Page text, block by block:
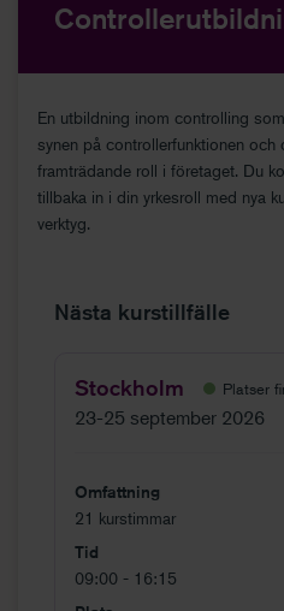
En utbildning inom controlling
synen på controllerfunktionen och
framträdande roll i företaget. Du
tillbaka in i din yrkesroll med nya
verktyg.
Nästa kurstillfälle
Stockholm Platser
23-25 september 2026
Omfattning
21 kurstimmar
Tid
09:00 - 16:15